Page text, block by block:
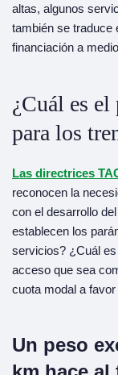
altas, algunos
también se traduce
financiación a
¿Cuál es
para los
Las directrices
reconocen la
con el desarrollo
establecen los
servicios? ¿Cuál
acceso que sea
cuota modal a
Un peso